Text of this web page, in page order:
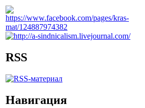
RSS
Навигация